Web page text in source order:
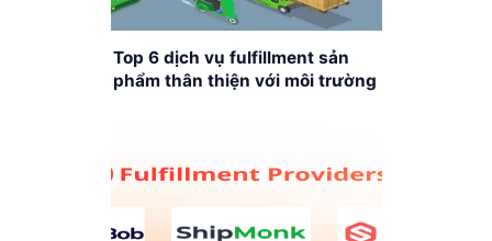
Top 6 dịch vụ fulfillment sản
phẩm thân thiện với môi trường